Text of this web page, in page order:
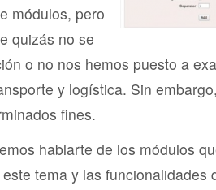
módulos, pero
quizás no se
o no nos hemos puesto a
y logística. Sin
fines.
hablarte de los módulos
tema y las funcionalidades